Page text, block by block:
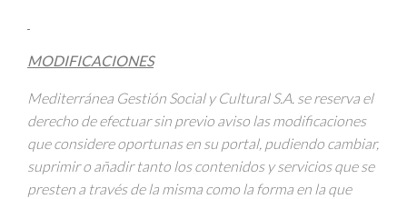
MODIFICACIONES
Mediterránea Gestión Social y Cultural S.A. se reserva el
derecho de efectuar sin previo aviso las modificaciones
que considere oportunas en su portal, pudiendo cambiar,
suprimir o añadir tanto los contenidos y servicios que se
presten a través de la misma como la forma en la que